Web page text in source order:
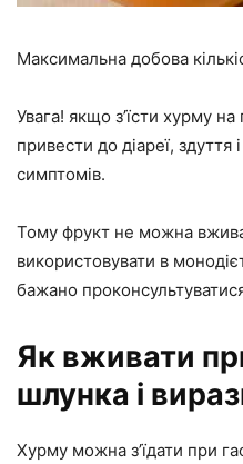
Максимальна добова
Увага! якщо з’їсти хурму
привести до діареї,
симптомів.
Тому фрукт не можна
використовувати в
бажано
Як вживати
шлунка і
Хурму можна з’їдати при